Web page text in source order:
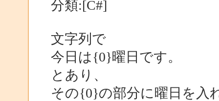
分類:[C#]
文字列で
今日は{0}曜日です。
とあり、
その{0}の部分に曜日を入